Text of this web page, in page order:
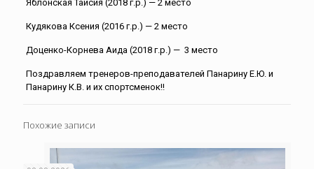
Яблонская Таисия (2018 г.р.) — 2 место
Кудякова Ксения (2016 г.р.) — 2 место
Доценко-Корнева Аида (2018 г.р.) — 3 место
Поздравляем тренеров-преподавателей Панарину Е.Ю. и
Панарину К.В. и их спортсменок!!
Похожие записи